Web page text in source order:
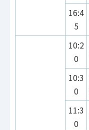
16:4
5
10:2
0
10:3
0
11:3
0